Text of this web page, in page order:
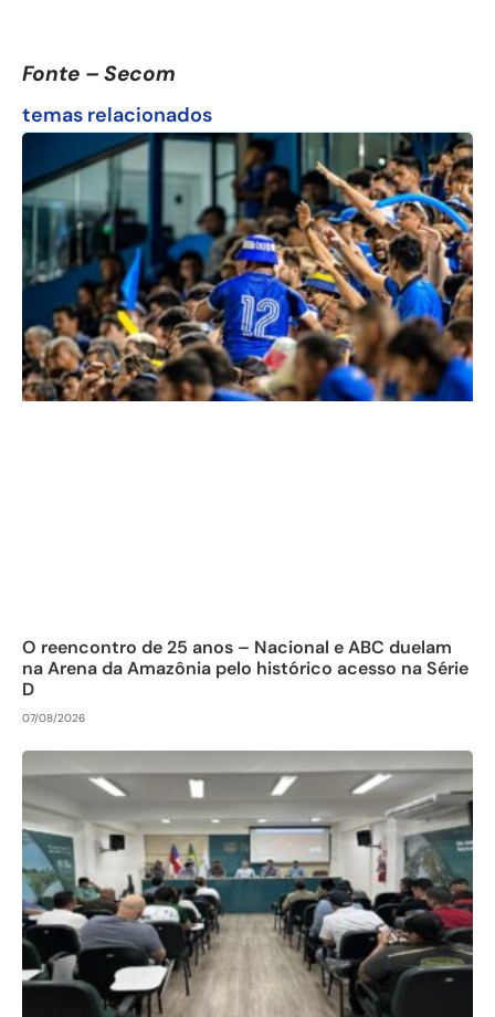
Fonte – Secom
temas relacionados
O reencontro de 25 anos – Nacional e ABC duelam
na Arena da Amazônia pelo histórico acesso na Série
D
07/08/2026